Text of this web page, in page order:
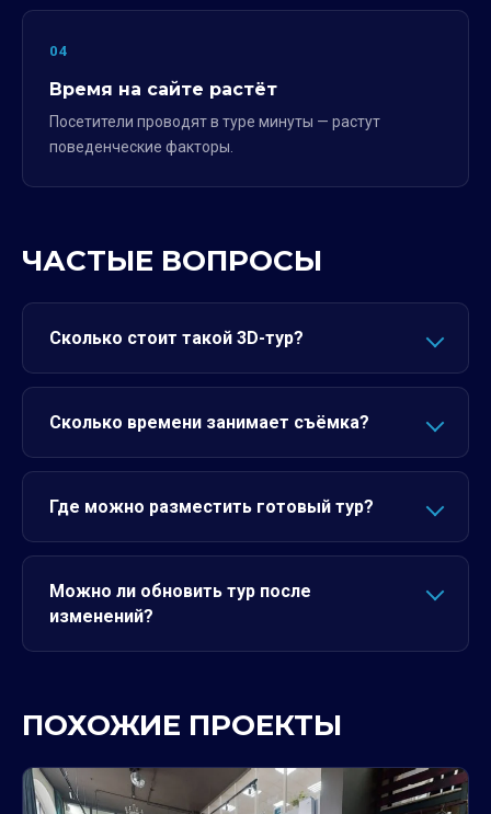
04
Время на сайте растёт
Посетители проводят в туре минуты — растут
поведенческие факторы.
ЧАСТЫЕ ВОПРОСЫ
Сколько стоит такой 3D-тур?
Сколько времени занимает съёмка?
Где можно разместить готовый тур?
Можно ли обновить тур после
изменений?
ПОХОЖИЕ ПРОЕКТЫ